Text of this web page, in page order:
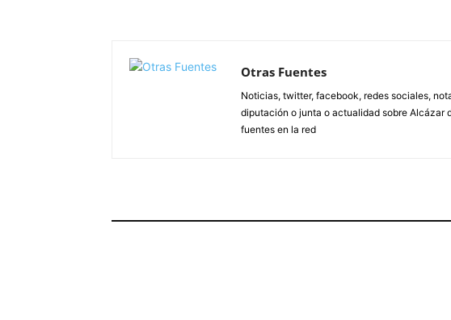
Otras Fuentes
Noticias, twitter, facebook, redes sociales,
diputación o junta o actualidad sobre Alcázar
fuentes en la red